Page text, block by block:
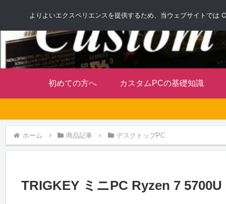
初めての方へ カスタムPCの基礎知識
ホーム 商品記事 デスクトップPC
TRIGKEY ミニPC Ryzen 7
よりよいエクスペリエンスを提供するため、当ウェブサイトでは